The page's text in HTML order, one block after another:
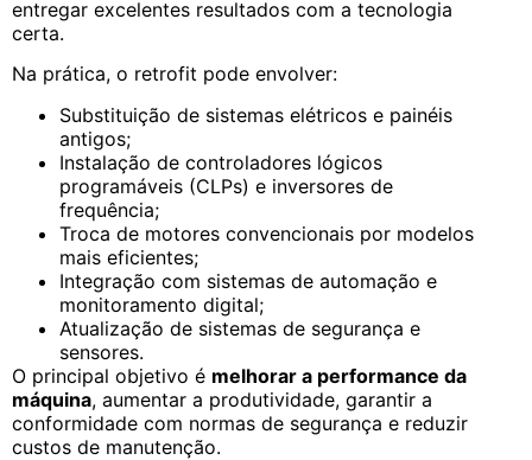
entregar excelentes resultados com a tecnologia
certa.
Na prática, o retrofit pode envolver:
Substituição de sistemas elétricos e painéis
antigos;
Instalação de controladores lógicos
programáveis (CLPs) e inversores de
frequência;
Troca de motores convencionais por modelos
mais eficientes;
Integração com sistemas de automação e
monitoramento digital;
Atualização de sistemas de segurança e
sensores.
O principal objetivo é melhorar a performance da
máquina, aumentar a produtividade, garantir a
conformidade com normas de segurança e reduzir
custos de manutenção.